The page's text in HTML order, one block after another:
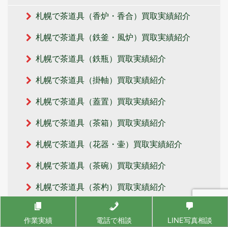
札幌で茶道具（香炉・香合）買取実績紹介
札幌で茶道具（鉄釜・風炉）買取実績紹介
札幌で茶道具（鉄瓶）買取実績紹介
札幌で茶道具（掛軸）買取実績紹介
札幌で茶道具（蓋置）買取実績紹介
札幌で茶道具（茶箱）買取実績紹介
札幌で茶道具（花器・壷）買取実績紹介
札幌で茶道具（茶碗）買取実績紹介
札幌で茶道具（茶杓）買取実績紹介
札幌で茶道具（茶器・酒器）買取実績紹介
作業実績 電話で相談 LINE写真相談